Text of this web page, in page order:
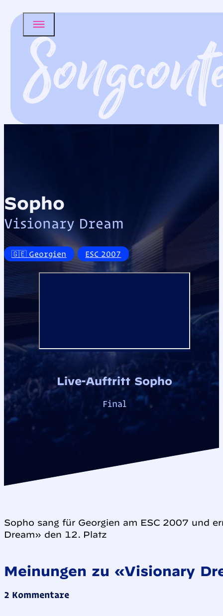
Sopho
Visionary Dream
🇬🇪 Georgien ESC 2007
Live-Auftritt Sopho
Final
Sopho sang für Georgien am ESC 2007 und
Dream» den 12. Platz
Meinungen zu «Visionary
2 Kommentare